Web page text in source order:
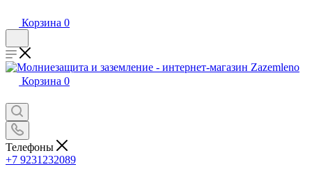
Корзина 0
Корзина 0
Телефоны
+7 9231232089